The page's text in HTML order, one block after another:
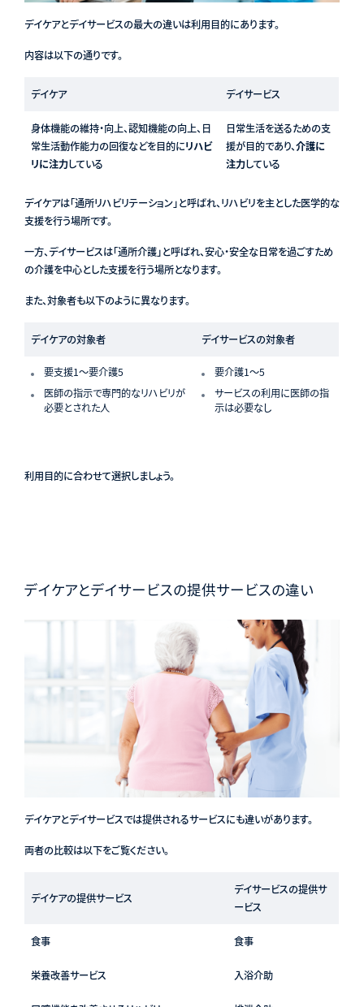
デイケアとデイサービスの最大の違いは利用目的にあります。
内容は以下の通りです。
デイケア デイサービス
身体機能の維持・向上、認知機能の向上、日
常生活動作能力の回復などを目的にリハビ
リに注力している
日常生活を送るための支
援が目的であり、介護に
注力している
デイケアは「通所リハビリテーション」と呼ばれ、リハビリを主とした医学的な
支援を行う場所です。
一方、デイサービスは「通所介護」と呼ばれ、安心・安全な日常を過ごすため
の介護を中心とした支援を行う場所となります。
また、対象者も以下のように異なります。
デイケアの対象者 デイサービスの対象者
要支援1〜要介護5
医師の指示で専門的なリハビリが
必要とされた人
要介護1〜5
サービスの利用に医師の指
示は必要なし
利用目的に合わせて選択しましょう。
デイケアとデイサービスの提供サービスの違い
デイケアとデイサービスでは提供されるサービスにも違いがあります。
両者の比較は以下をご覧ください。
デイケアの提供サービス
デイサービスの提供サ
ービス
食事 食事
栄養改善サービス 入浴介助